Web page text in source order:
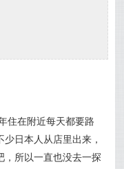
住在附近每天都要路
日本人从店里出来，
，所以一直也没去一探